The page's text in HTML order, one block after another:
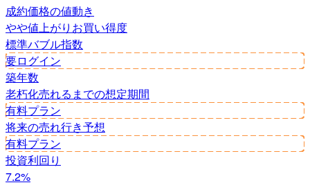
成約価格の値動き
やや値上がり お買い得度
標準バブル指数
要ログイン
築年数
老朽化売れるまでの想定期間
有料プラン
将来の売れ行き予想
有料プラン
投資利回り
7.2%